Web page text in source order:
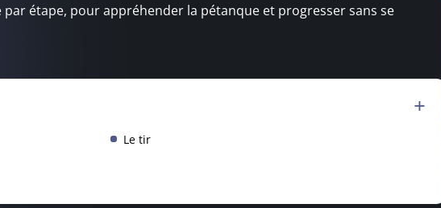
par étape, pour appréhender la pétanque et progresser sans se
Le tir